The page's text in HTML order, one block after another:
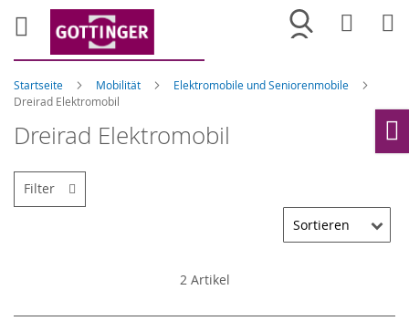
Merkliste
Startseite Mobilität
Elektromobile und Seniorenmobile
Dreirad Elektromobil
Dreirad Elektromobil
2Artikel
Filter